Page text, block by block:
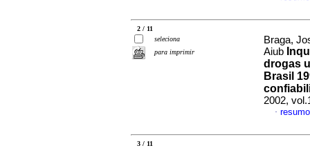
2 / 11
seleciona
para imprimir
Braga,
Aiub
drogas
Brasil
2002,
·
3 / 11